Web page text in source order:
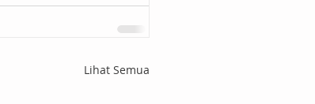
Lihat Semua